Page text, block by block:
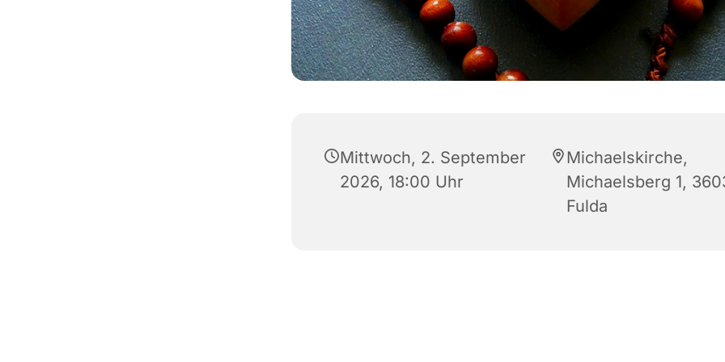
Mittwoch, 2. September
2026, 18:00 Uhr
Michaelskirche,
Michaelsberg 1,
Fulda